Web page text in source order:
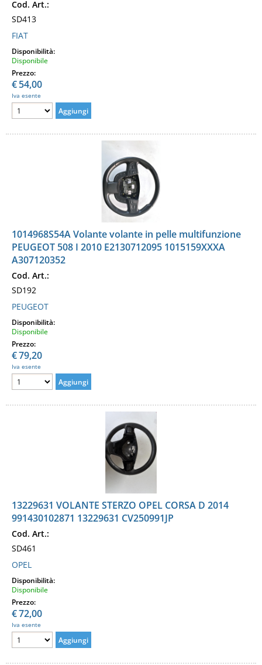
Cod. Art.:
SD413
FIAT
Disponibilità:
Disponibile
Prezzo:
€54,00
Iva esente
1014968S54A Volante volante in pelle multifunzione
PEUGEOT 508 I 2010 E2130712095 1015159XXXA
A307120352
Cod. Art.:
SD192
PEUGEOT
Disponibilità:
Disponibile
Prezzo:
€79,20
Iva esente
13229631 VOLANTE STERZO OPEL CORSA D 2014
991430102871 13229631 CV250991JP
Cod. Art.:
SD461
OPEL
Disponibilità:
Disponibile
Prezzo:
€72,00
Iva esente